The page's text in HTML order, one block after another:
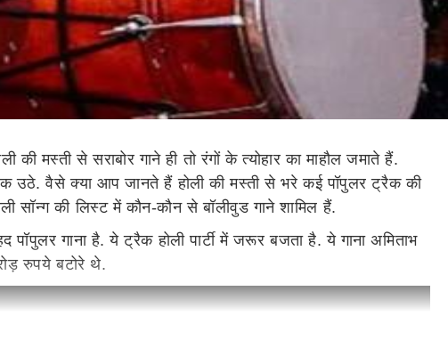
की मस्ती से सराबोर गाने ही तो रंगों के त्योहार का माहौल जमाते हैं.
उठे. वैसे क्या आप जानते हैं होली की मस्ती से भरे कई पॉपुलर ट्रैक की
सॉन्ग की लिस्ट में कौन-कौन से बॉलीवुड गाने शामिल हैं.
गाना है. ये ट्रैक होली पार्टी में जरूर बजता है. ये गाना अमिताभ
रुपये बटोरे थे.